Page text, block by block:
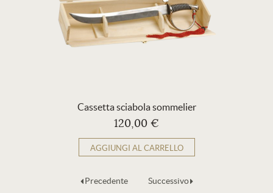
Cassetta sciabola sommelier
120,00 €
AGGIUNGI AL CARRELLO
Precedente Successivo